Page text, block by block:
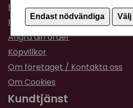
Endast nödvändiga Välj
Fraktpriser & leveranser
Returinformation
Ångra din order
Köpvillkor
Om företaget / Kontakta oss
Om Cookies
Kundtjänst